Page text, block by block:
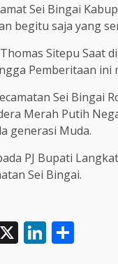
Sei Bingai
begitu saja yang
Sitepu Saat
Pemberitaan ini
Sei Bingai
Merah Putih
generasi Muda.
PJ Bupati
Sei Bingai.
X